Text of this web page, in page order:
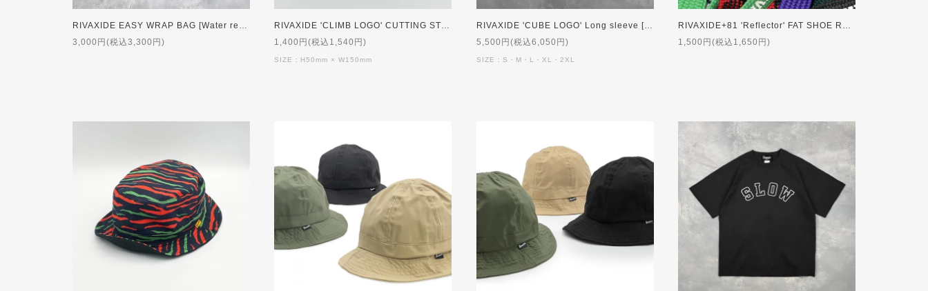
RIVAXIDE EASY WRAP BAG [Water repellent]
3,000円(税込3,300円)
RIVAXIDE 'CLIMB LOGO' CUTTING STICKER [WHITE]
1,400円(税込1,540円)
SIZE：H50mm × W150mm
RIVAXIDE 'CUBE LOGO' Long sleeve [WHITE]
5,500円(税込6,050円)
SIZE：S・M・L・XL・2XL
RIVAXIDE+81 'Reflector' FAT SHOE RACE
1,500円(税込1,650円)